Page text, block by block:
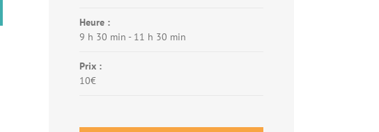
Heure :
9 h 30 min - 11 h 30 min
Prix :
10€